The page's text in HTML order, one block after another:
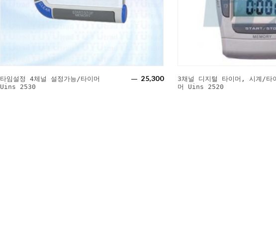
타임설정 4체널 설정가능/타이머
Uins 2530
25,300
3채널 디지털 타이머, 시계/타
머 Uins 2520